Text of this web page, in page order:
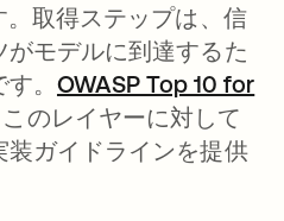
。取得ステップは、信
モデルに到達するた
。 OWASP Top 10 for
タブで開く
のレイヤーに対して
装ガイドラインを提供